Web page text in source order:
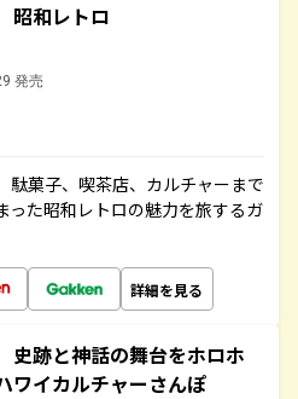
和レトロ
発売
駄菓子、喫茶店、カルチャーまで
った昭和レトロの魅力を旅するガ
詳細を見る
跡と神話の舞台をホロホ
イカルチャーさんぽ